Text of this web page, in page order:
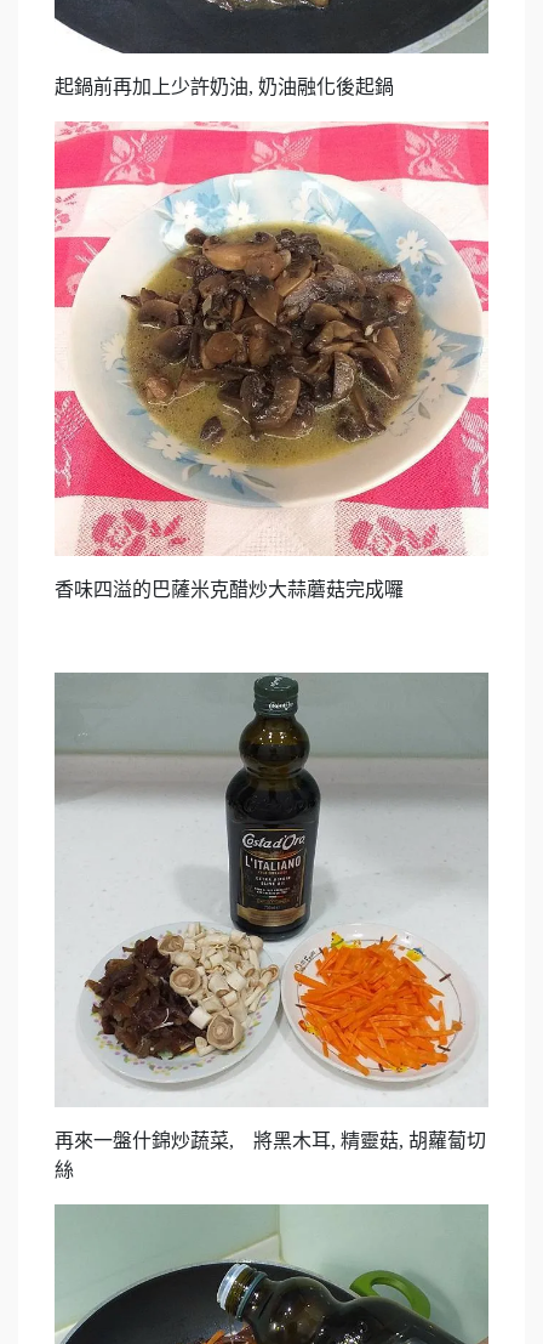
起鍋前再加上少許奶油, 奶油融化後起鍋
香味四溢的巴薩米克醋炒大蒜蘑菇完成囉
再來一盤什錦炒蔬菜, 將黑木耳, 精靈菇, 胡蘿蔔切
絲